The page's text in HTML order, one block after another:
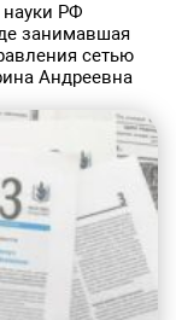
РФ
занимавшая
сетью
Андреевна